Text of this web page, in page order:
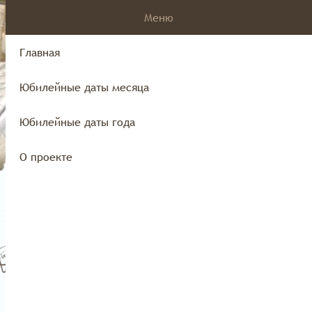
края
Меню
Главная
Юбилейные даты месяца
Юбилейные даты года
О проекте